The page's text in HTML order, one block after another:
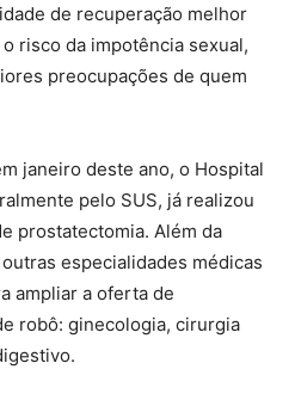
de recuperação melhor
risco da impotência sexual,
preocupações de quem
janeiro deste ano, o Hospital
pelo SUS, já realizou
prostatectomia. Além da
especialidades médicas
ampliar a oferta de
robô: ginecologia, cirurgia